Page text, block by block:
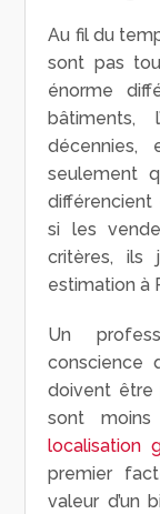
Au fil du
sont pas
énorme
bâtiments,
seulement
si les
critères, ils
estimation à
Un
conscience
doivent être
sont moins
localisation
premier
valeur d’un